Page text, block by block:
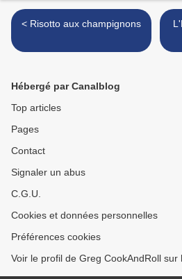
< Risotto aux champignons
Hébergé par Canalblog
Top articles
Pages
Contact
Signaler un abus
C.G.U.
Cookies et données personnelles
Préférences cookies
Voir le profil de Greg CookAndRoll sur